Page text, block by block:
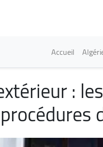
Main
Accueil
: